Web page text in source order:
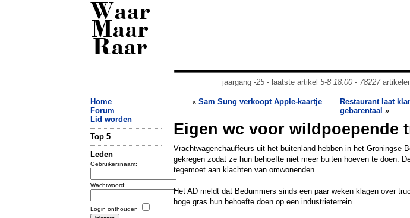
Waar
Maar
Raar
jaargang -25- laatste artikel 5-8 18:00- 78227
Home
Forum
Lid worden
Top 5
Leden
Gebruikersnaam:
Wachtwoord:
Login onthouden
« Sam Sung verkoopt Apple-kaartje
Restaurant laat
gebarentaal »
Eigen wc voor wildpoepende
Vrachtwagenchauffeurs uit het buitenland hebben in het Groningse
gekregen zodat ze hun behoefte niet meer buiten hoeven te doen.
tegemoet aan klachten van omwonenden
Het AD meldt dat Bedummers sinds een paar weken klagen over
hoge gras hun behoefte doen op een industrieterrein.